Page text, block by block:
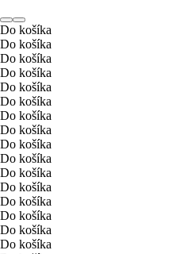
Do košíka
Do košíka
Do košíka
Do košíka
Do košíka
Do košíka
Do košíka
Do košíka
Do košíka
Do košíka
Do košíka
Do košíka
Do košíka
Do košíka
Do košíka
Do košíka